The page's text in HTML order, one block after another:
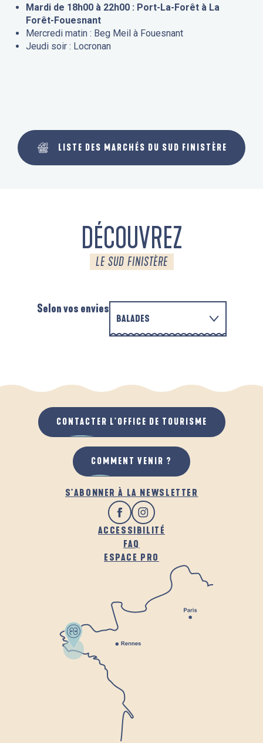
Mardi de 18h00 à 22h00 : Port-La-Forêt à La
Forêt-Fouesnant
Mercredi matin : Beg Meil à Fouesnant
Jeudi soir : Locronan
LISTE DES MARCHÉS DU SUD FINISTÈRE
DÉCOUVREZ
LE SUD FINISTÈRE
Selon vos envies
BALADES
QUAND IL PLEUT
AU GRAND AIR
PARCOURS D'INTERPRÉTATION DE L'ANSE
S'ABONNER À LA NEWSLETTER
ACCESSIBILITÉ
FAQ
ESPACE PRO
CONTACTER L'OFFICE DE TOURISME
COMMENT VENIR ?